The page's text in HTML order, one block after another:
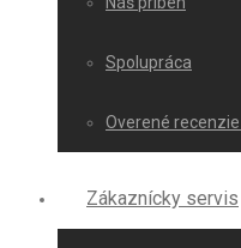
Spolupráca
Overené
Zákaznícky servis